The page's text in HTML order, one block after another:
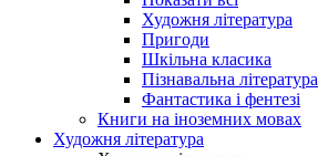
Художня література
Пригоди
Шкільна класика
Пізнавальна література
Фантастика і фентезі
Книги на іноземних мовах
Художня література